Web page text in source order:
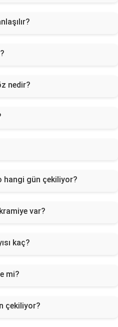
nedir?
hangi gün çekiliyor?
var?
kaç?
mi?
çekiliyor?